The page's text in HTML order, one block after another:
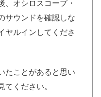
、オシロスコープ・
サウンドを確認しな
ヤルインしてくださ
たことがあると思い
てください。